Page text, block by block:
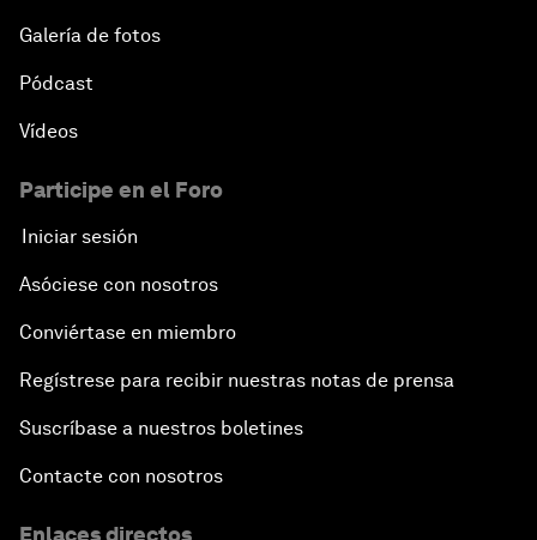
Galería de fotos
Pódcast
Vídeos
Participe en el Foro
Iniciar sesión
Asóciese con nosotros
Conviértase en miembro
Regístrese para recibir nuestras notas de prensa
Suscríbase a nuestros boletines
Contacte con nosotros
Enlaces directos